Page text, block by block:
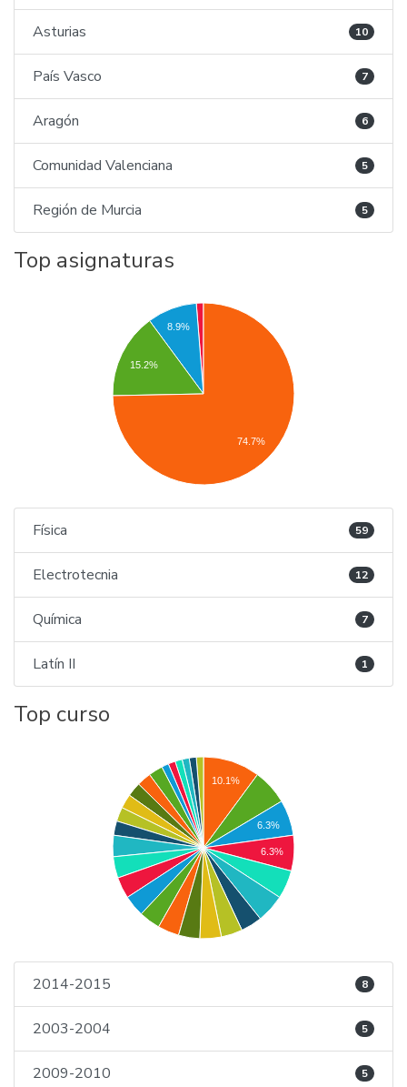
Asturias 10
País Vasco 7
Aragón 6
Comunidad Valenciana 5
Región de Murcia 5
Top asignaturas
8.9%
15.2%
74.7%
Física 59
Electrotecnia 12
Química 7
Latín II 1
Top curso
10.1%
6.3%
6.3%
2014-2015 8
2003-2004 5
2009-2010 5